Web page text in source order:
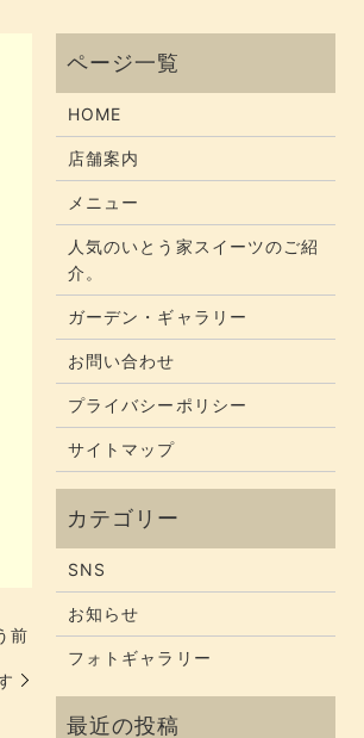
前
HOME
店舗案内
メニュー
人気のいとう家スイーツのご紹
介。
ガーデン・ギャラリー
お問い合わせ
プライバシーポリシー
サイトマップ
SNS
お知らせ
フォトギャラリー